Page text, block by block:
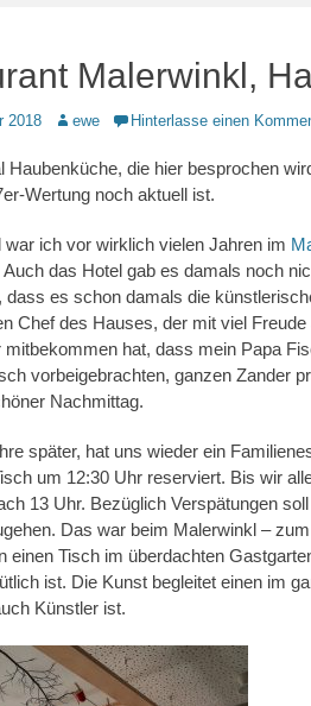
Malerwinkl,
2018 Autor
ewe Hinterlasse einen
Haubenküche, die hier besprochen
Wertung noch aktuell ist.
war ich vor wirklich vielen Jahren im
Auch das Hotel gab es damals noch
dass es schon damals die
Chef des Hauses, der mit viel
mitbekommen hat, dass mein Papa
vorbeigebrachten, ganzen Zander
Nachmittag.
später, hat uns wieder ein
um 12:30 Uhr reserviert. Bis wir
13 Uhr. Bezüglich Verspätungen
Das war beim Malerwinkl –
einen Tisch im überdachten
ist. Die Kunst begleitet einen im
Künstler ist.